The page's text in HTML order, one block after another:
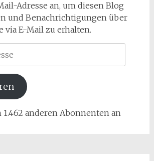
Adresse an, um diesen Blog
und Benachrichtigungen über
via E-Mail zu erhalten.
1.462 anderen Abonnenten an